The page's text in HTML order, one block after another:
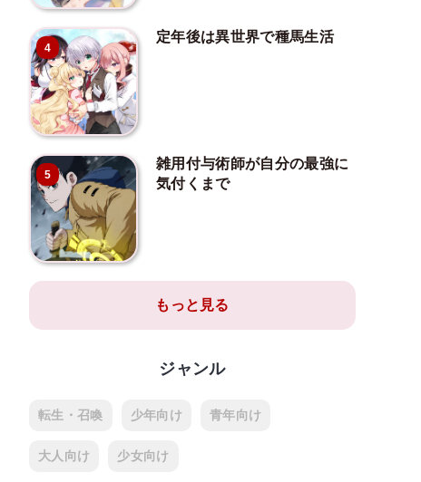
4
定年後は異世界で種馬生活
5
雑用付与術師が自分の最強に
気付くまで
もっと見る
ジャンル
転生・召喚 少年向け 青年向け
大人向け 少女向け